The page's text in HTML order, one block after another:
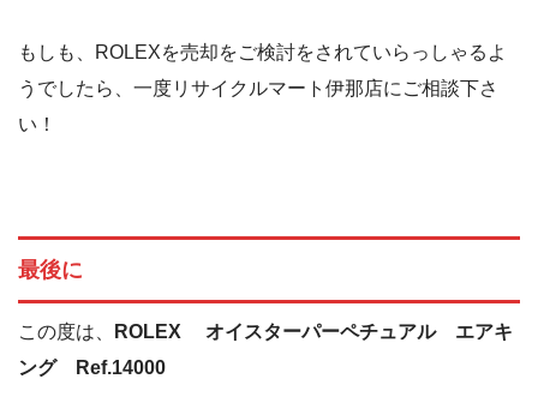
もしも、ROLEXを売却をご検討をされていらっしゃるよ
うでしたら、一度リサイクルマート伊那店にご相談下さ
い！
最後に
この度は、
ROLEX オイスターパーペチュアル エアキ
ング Ref.14000